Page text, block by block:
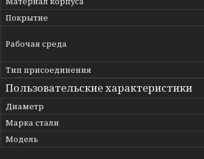
Покрытие
Рабочая среда
Тип присоединения
Пользовательские характеристики
Диаметр
Марка стали
Модель